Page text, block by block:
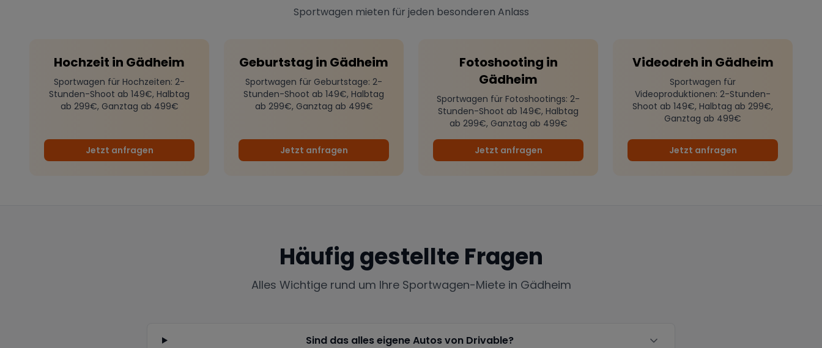
Sportwagen mieten für jeden besonderen Anlass
Hochzeit in Gädheim
Sportwagen für Hochzeiten: 2-
Stunden-Shoot ab 149€, Halbtag
ab 299€, Ganztag ab 499€
Jetzt anfragen
Geburtstag in Gädheim
Sportwagen für Geburtstage: 2-
Stunden-Shoot ab 149€, Halbtag
ab 299€, Ganztag ab 499€
Jetzt anfragen
Fotoshooting in
Gädheim
Sportwagen für Fotoshootings: 2-
Stunden-Shoot ab 149€, Halbtag
ab 299€, Ganztag ab 499€
Jetzt anfragen
Videodreh in Gädheim
Sportwagen für
Videoproduktionen: 2-Stunden-
Shoot ab 149€, Halbtag ab 299€,
Ganztag ab 499€
Jetzt anfragen
Häufig gestellte Fragen
Alles Wichtige rund um Ihre Sportwagen-Miete in Gädheim
Sind das alles eigene Autos von Drivable?